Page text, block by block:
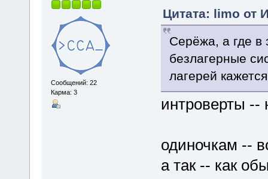
Сообщений: 22
Карма: 3
Цитата: limo от
Серёжа, а где в
безлагерные
лагерей
интроверты
одиночкам --
а так -- как